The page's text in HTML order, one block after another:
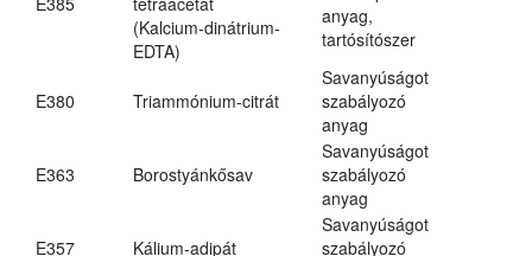
(Kalcium-dinátrium-
EDTA)
anyag,
tartósítószer
E380 Triammónium-citrát
Savanyúságot
szabályozó
anyag
E363 Borostyánkősav
Savanyúságot
szabályozó
anyag
E357 Kálium-adipát
Savanyúságot
szabályozó